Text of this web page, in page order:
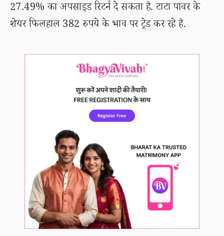
27.49% का अपसाइड रिटर्न दे सकता है. टाटा पावर के
शेयर फिलहाल 382 रुपये के भाव पर ट्रेड कर रहे है.